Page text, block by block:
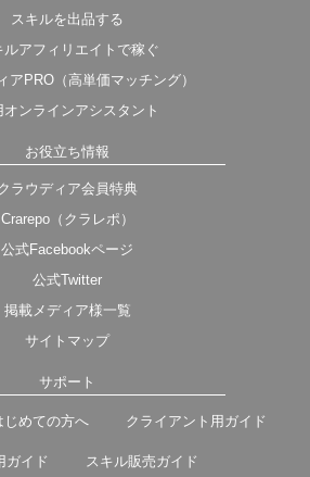
スキルを出品する
ルアフィリエイトで稼ぐ
アPRO（高単価マッチング）
オンラインアシスタント
お役立ち情報
ラウディア会員特典
Crarepo（クラレポ）
公式Facebookページ
公式Twitter
掲載メディア様一覧
サイトマップ
サポート
じめての方へ クライアント用ガイド
ガイド スキル販売ガイド